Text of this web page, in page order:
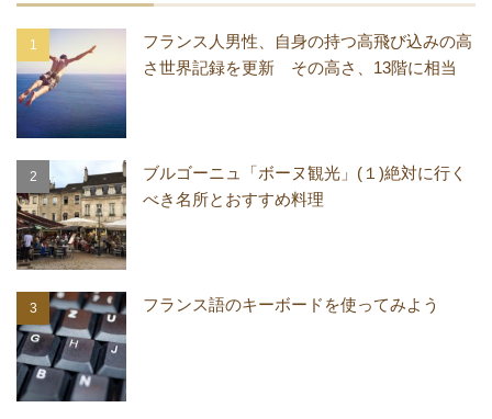
フランス人男性、自身の持つ高飛び込みの高
さ世界記録を更新 その高さ、13階に相当
ブルゴーニュ「ボーヌ観光」(１)絶対に行く
べき名所とおすすめ料理
フランス語のキーボードを使ってみよう